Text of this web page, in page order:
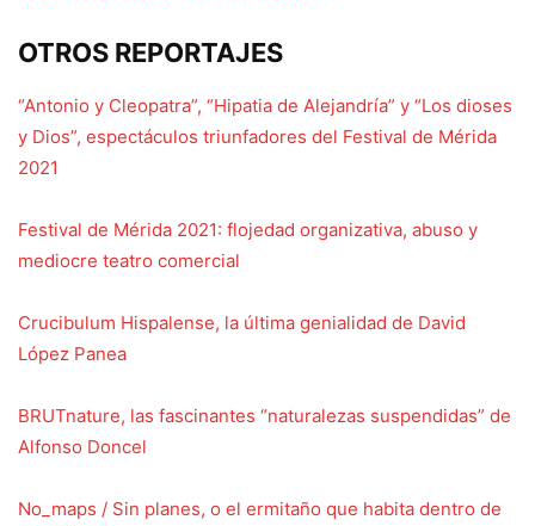
OTROS REPORTAJES
“Antonio y Cleopatra”, “Hipatia de Alejandría” y “Los dioses
y Dios”, espectáculos triunfadores del Festival de Mérida
2021
Festival de Mérida 2021: flojedad organizativa, abuso y
mediocre teatro comercial
Crucibulum Hispalense, la última genialidad de David
López Panea
BRUTnature, las fascinantes “naturalezas suspendidas” de
Alfonso Doncel
No_maps / Sin planes, o el ermitaño que habita dentro de